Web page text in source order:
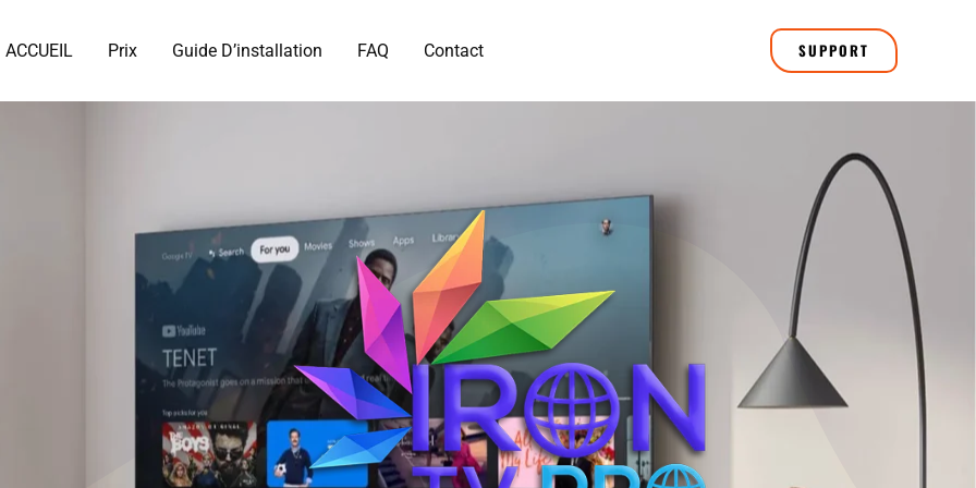
ACCUEIL Prix Guide D’installation FAQ Contact SUPPORT